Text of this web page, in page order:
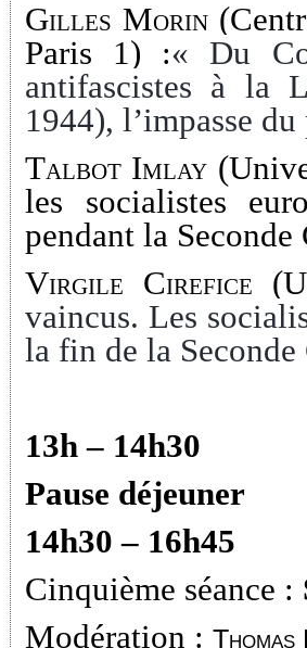
Gilles Morin
Paris 1) :« Du
antifascistes à la
1944), l’impasse
Talbot Imlay
les socialistes
pendant la
Virgile Cirefice
vaincus. Les
la fin de la
13h – 14h30
Pause déjeuner
14h30 – 16h45
Cinquième séance :
Modération :